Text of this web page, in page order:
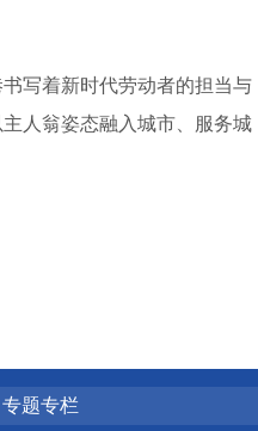
写着新时代劳动者的担当与
人翁姿态融入城市、服务城
专题专栏